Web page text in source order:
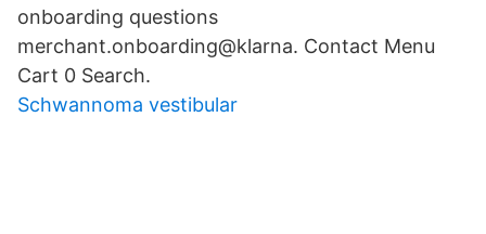
onboarding questions
merchant.onboarding@klarna. Contact Menu
Cart 0 Search.
Schwannoma vestibular